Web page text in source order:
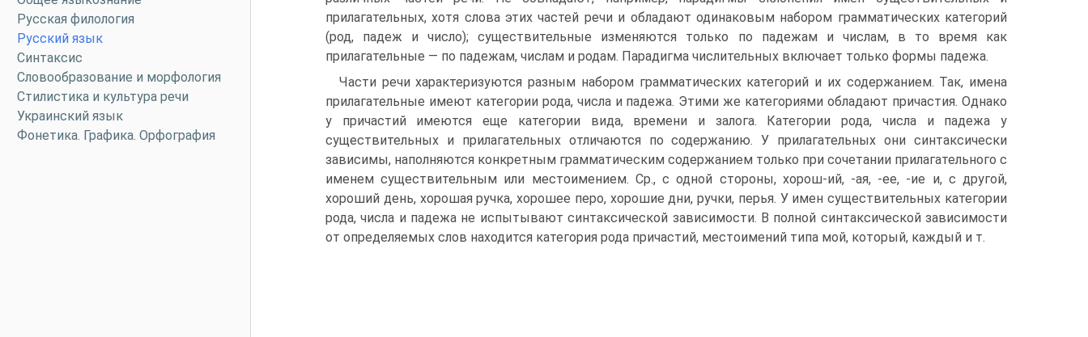
Русская филология
Русский язык
Синтаксис
Словообразование и морфология
Стилистика и культура речи
Украинский язык
Фонетика. Графика. Орфография
прилагательных, хотя слова этих частей речи и обладают одинаковым набором грамматических категорий
(род, падеж и число); существительные изменяются только по падежам и числам, в то время как
прилагательные — по падежам, числам и родам. Парадигма числительных включает только формы падежа.
Части речи характеризуются разным набором грамматических категорий и их содержанием. Так, имена
прилагательные имеют категории рода, числа и падежа. Этими же категориями обладают причастия. Однако
у причастий имеются еще категории вида, времени и залога. Категории рода, числа и падежа у
существительных и прилагательных отличаются по содержанию. У прилагательных они синтаксически
зависимы, наполняются конкретным грамматическим содержанием только при сочетании прилагательного с
именем существительным или местоимением. Ср., с одной стороны, хорош-ий, -ая, -ее, -ие и, с другой,
хороший день, хорошая ручка, хорошее перо, хорошие дни, ручки, перья. У имен существительных категории
рода, числа и падежа не испытывают синтаксической зависимости. В полной синтаксической зависимости
от определяемых слов находится категория рода причастий, местоимений типа мой, который, каждый и т.